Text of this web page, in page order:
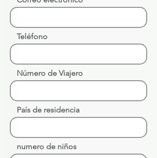
Teléfono
Número de Viajero
País de residencia
numero de niños